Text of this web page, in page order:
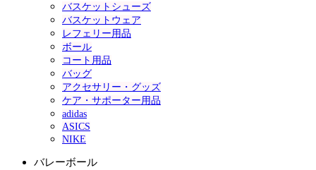
バスケットシューズ
バスケットウェア
レフェリー用品
ボール
コート用品
バッグ
アクセサリー・グッズ
ケア・サポーター用品
adidas
ASICS
NIKE
バレーボール